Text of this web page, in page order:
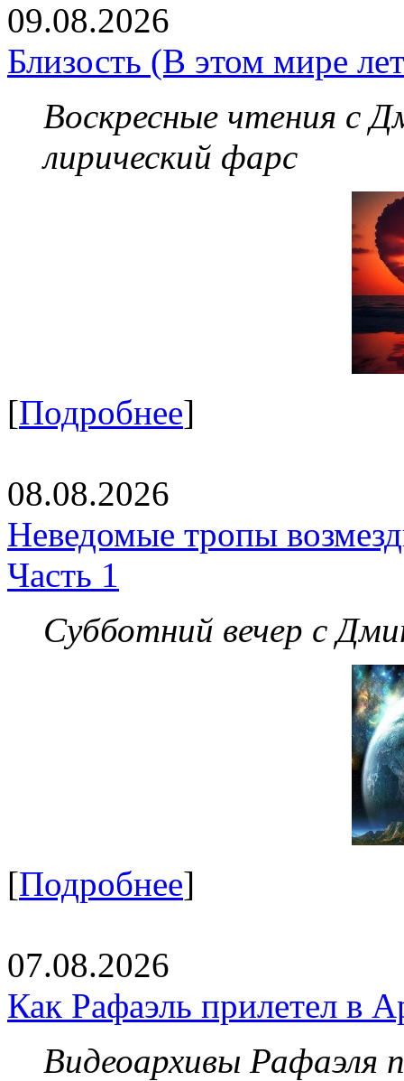
09.08.2026
Близость (В этом мире
Воскресные чтения с
лирический фарс
[Подробнее]
08.08.2026
Неведомые тропы
Часть 1
Субботний вечер с
[Подробнее]
07.08.2026
Как Рафаэль прилетел в
Видеоархивы Рафаэля